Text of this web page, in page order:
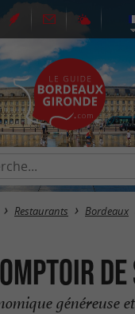
Restaurants Bordeaux
de
généreuse